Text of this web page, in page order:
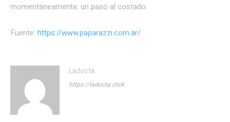
momentáneamente, un paso al costado.
Fuente: https://www.paparazzi.com.ar/
Ladocta
https://ladocta.click